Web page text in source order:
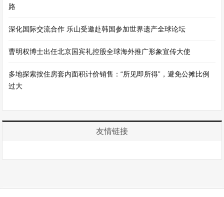
路
深化国际交流合作 乐山受邀赴韩国参加世界遗产全球论坛
曹明权博士出任北京国宾礼控股全球海外推广形象宣传大使
多地探索按住房套内面积计价销售：“所见即所得”，避免公摊比例
过大
友情链接